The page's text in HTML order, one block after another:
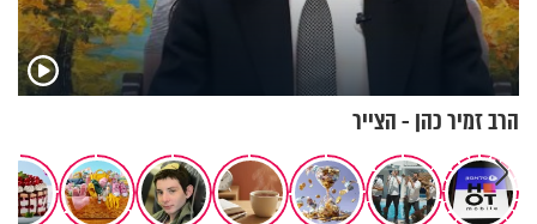
הרב זמיר כהן - הצייר